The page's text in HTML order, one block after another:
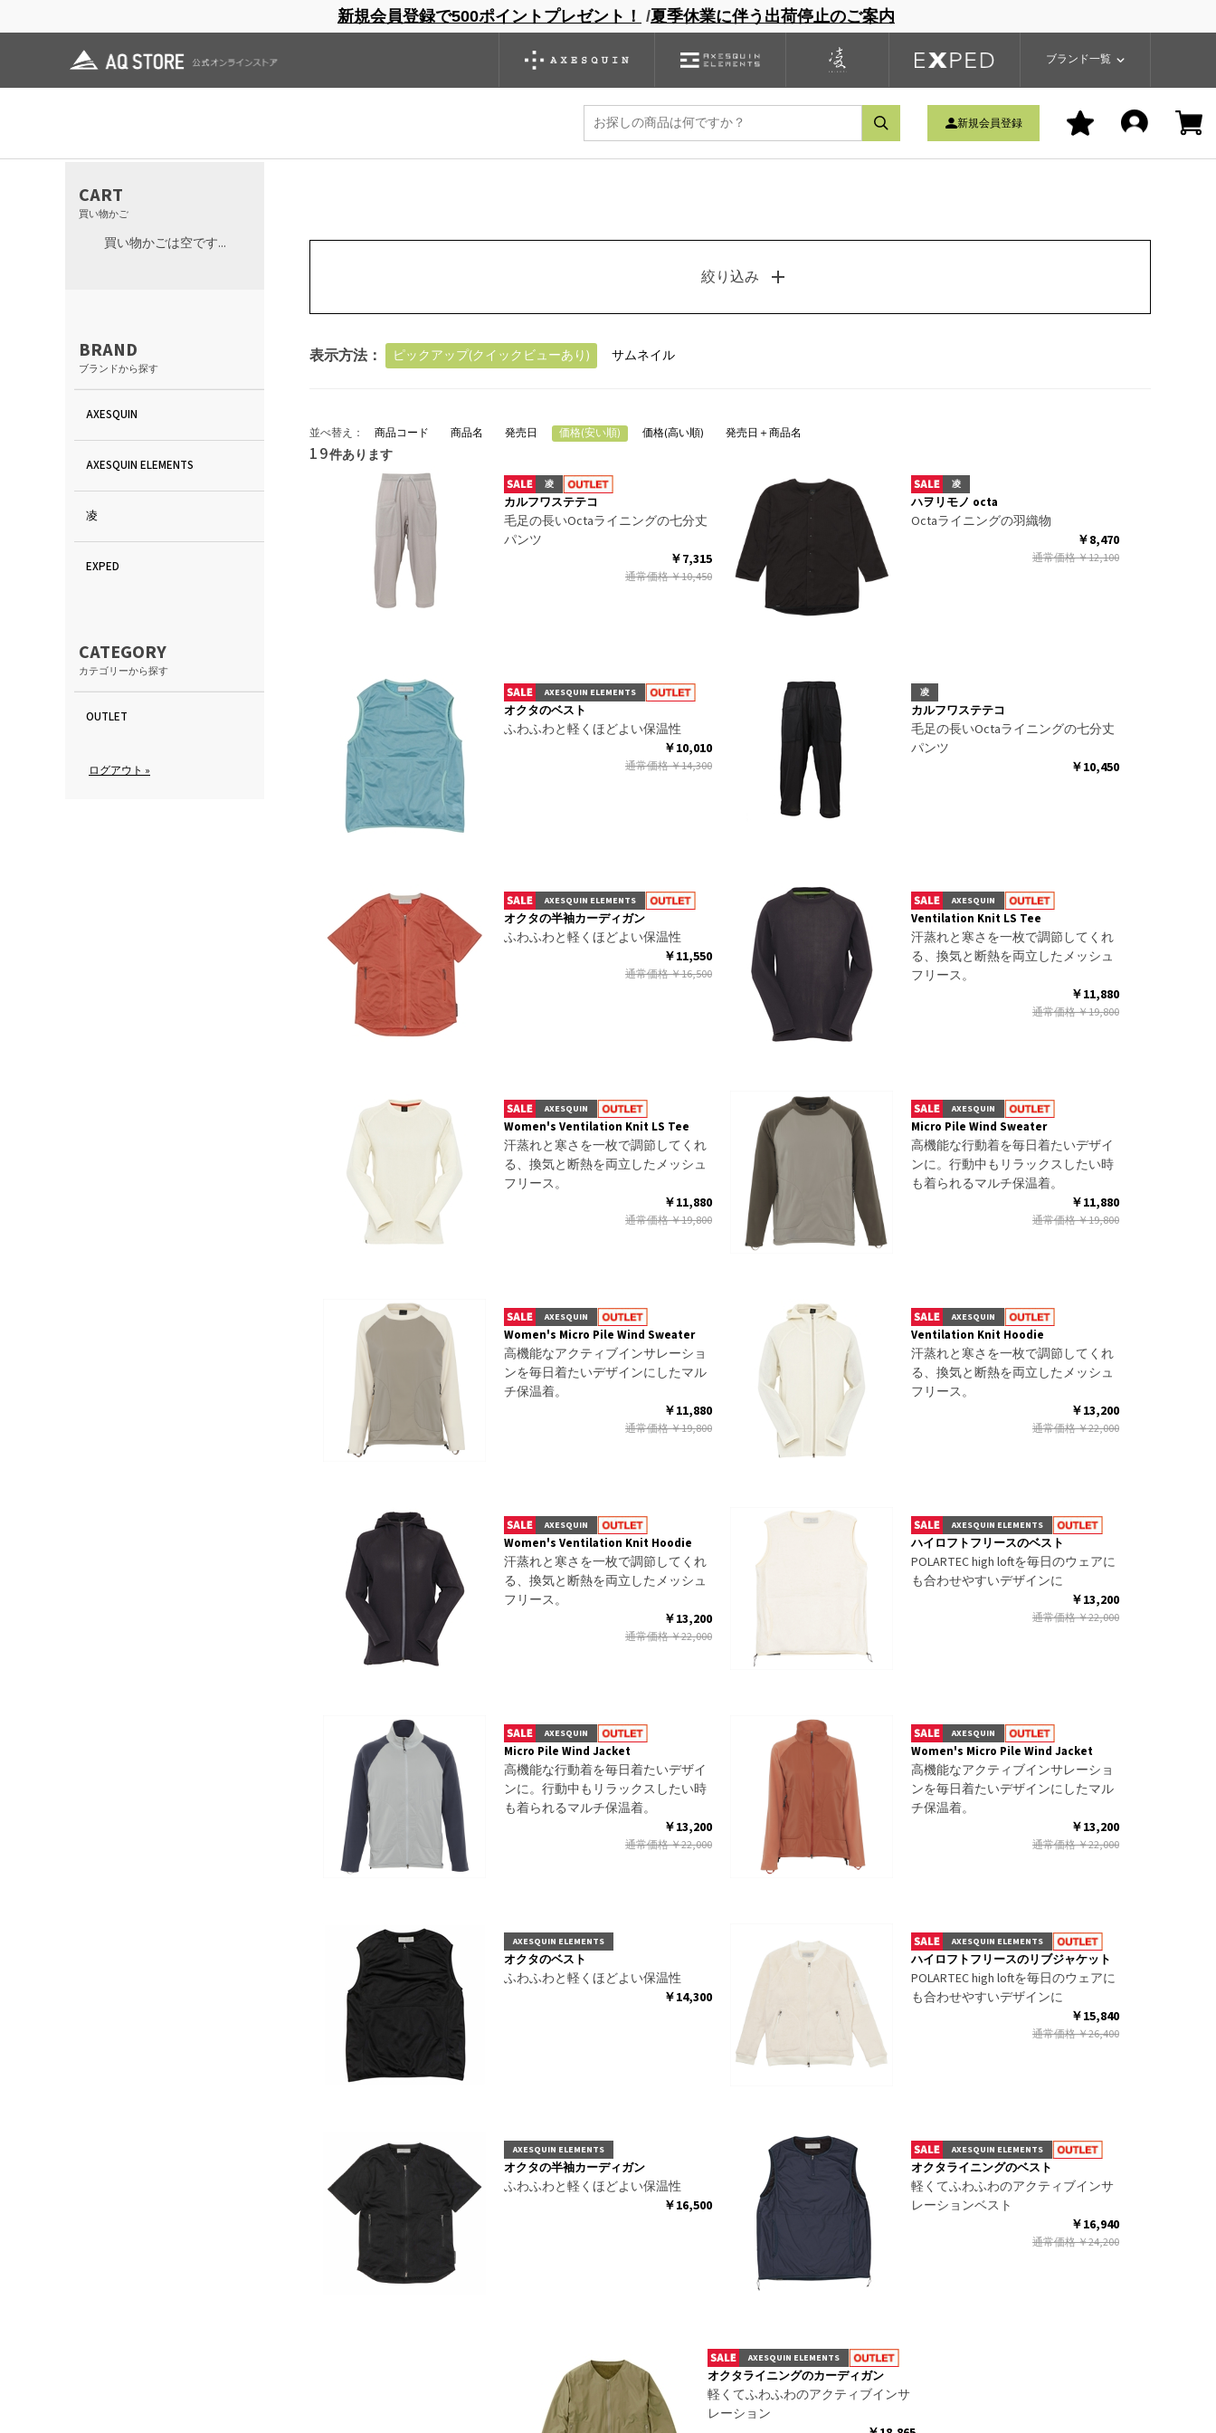
新規会員登録で500ポイントプレゼント！ /夏季休業に伴う出荷停止のご案内
ブランド一覧
ブランドサイト 商品一覧 ブランドサイト 商品一覧
新規会員登録
スリーピングマット バックパック グローブ シノギング アウトレット
CART
買い物かご
買い物かごは空です...
BRAND
ブランドから探す
AXESQUIN
AXESQUIN ELEMENTS
凌
EXPED
CATEGORY
カテゴリーから探す
OUTLET
ログアウト »
絞り込み
表示方法： ピックアップ(クイックビューあり) サムネイル
並べ替え： 商品コード 商品名 発売日 価格(安い順) 価格(高い順) 発売日＋商品名
19件あります
カルフワステテコ
毛足の長いOctaライニングの七分丈
パンツ
凌
￥7,315
通常価格￥10,450
ハヲリモノ octa
Octaライニングの羽織物
凌
￥8,470
通常価格￥12,100
オクタのベスト
ふわふわと軽くほどよい保温性
AXESQUIN ELEMENTS
￥10,010
通常価格￥14,300
カルフワステテコ
毛足の長いOctaライニングの七分丈
パンツ
凌
￥10,450
オクタの半袖カーディガン
ふわふわと軽くほどよい保温性
AXESQUIN ELEMENTS
￥11,550
通常価格￥16,500
Ventilation Knit LS Tee
汗蒸れと寒さを一枚で調節してくれ
る、換気と断熱を両立したメッシュ
フリース。
AXESQUIN
￥11,880
通常価格￥19,800
Women's Ventilation Knit LS Tee
汗蒸れと寒さを一枚で調節してくれ
る、換気と断熱を両立したメッシュ
フリース。
AXESQUIN
￥11,880
通常価格￥19,800
Micro Pile Wind Sweater
高機能な行動着を毎日着たいデザイ
ンに。行動中もリラックスしたい時
も着られるマルチ保温着。
AXESQUIN
￥11,880
通常価格￥19,800
Women's Micro Pile Wind Sweater
高機能なアクティブインサレーショ
ンを毎日着たいデザインにしたマル
チ保温着。
AXESQUIN
￥11,880
通常価格￥19,800
Ventilation Knit Hoodie
汗蒸れと寒さを一枚で調節してくれ
る、換気と断熱を両立したメッシュ
フリース。
AXESQUIN
￥13,200
通常価格￥22,000
Women's Ventilation Knit Hoodie
汗蒸れと寒さを一枚で調節してくれ
る、換気と断熱を両立したメッシュ
フリース。
AXESQUIN
￥13,200
通常価格￥22,000
ハイロフトフリースのベスト
POLARTEC high loftを毎日のウェアに
も合わせやすいデザインに
AXESQUIN ELEMENTS
￥13,200
通常価格￥22,000
Micro Pile Wind Jacket
高機能な行動着を毎日着たいデザイ
ンに。行動中もリラックスしたい時
も着られるマルチ保温着。
AXESQUIN
￥13,200
通常価格￥22,000
Women's Micro Pile Wind Jacket
高機能なアクティブインサレーショ
ンを毎日着たいデザインにしたマル
チ保温着。
AXESQUIN
￥13,200
通常価格￥22,000
オクタのベスト
ふわふわと軽くほどよい保温性
AXESQUIN ELEMENTS
￥14,300
ハイロフトフリースのリブジャケット
POLARTEC high loftを毎日のウェアに
も合わせやすいデザインに
AXESQUIN ELEMENTS
￥15,840
通常価格￥26,400
オクタの半袖カーディガン
ふわふわと軽くほどよい保温性
AXESQUIN ELEMENTS
￥16,500
オクタライニングのベスト
軽くてふわふわのアクティブインサ
レーションベスト
AXESQUIN ELEMENTS
￥16,940
通常価格￥24,200
オクタライニングのカーディガン
軽くてふわふわのアクティブインサ
レーション
AXESQUIN ELEMENTS